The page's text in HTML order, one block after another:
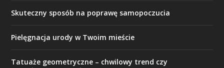
Skuteczny sposób na poprawę samopoczucia
Pielęgnacja urody w Twoim mieście
Tatuaże geometryczne – chwilowy trend czy